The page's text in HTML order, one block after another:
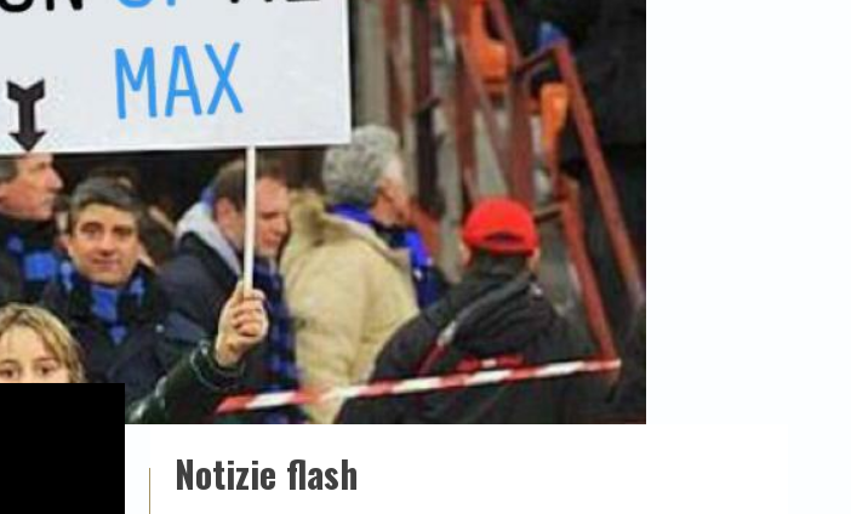
Notizie flash